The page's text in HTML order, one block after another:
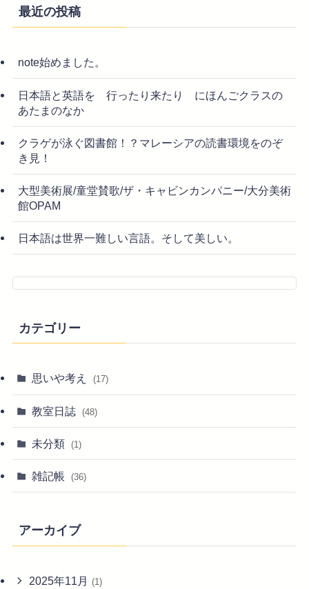
最近の投稿
note始めました。
日本語と英語を 行ったり来たり にほんごクラスの
あたまのなか
クラゲが泳ぐ図書館！？マレーシアの読書環境をのぞ
き見！
大型美術展/童堂賛歌/ザ・キャビンカンパニー/大分美術
館OPAM
日本語は世界一難しい言語。そして美しい。
カテゴリー
思いや考え (17)
教室日誌 (48)
未分類 (1)
雑記帳 (36)
アーカイブ
2025年11月 (1)